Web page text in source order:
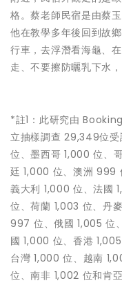
格。蔡老師民宿是由蔡
他在教學多年後回到故
行車，去浮潛看海龜、
走、不要擦防曬乳下水
*註1：此研究由
立抽樣調查 29,349位
位、墨西哥 1,000 位、
廷 1,000 位、澳洲 999
義大利 1,000 位、法國
位、荷蘭 1,003 位、丹
997 位、俄國 1,005 位
國 1,000 位、香港
台灣 1,000 位、越南
位、南非 1,002 位和肯